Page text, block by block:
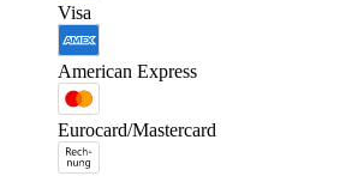
Visa
American Express
Eurocard/Mastercard